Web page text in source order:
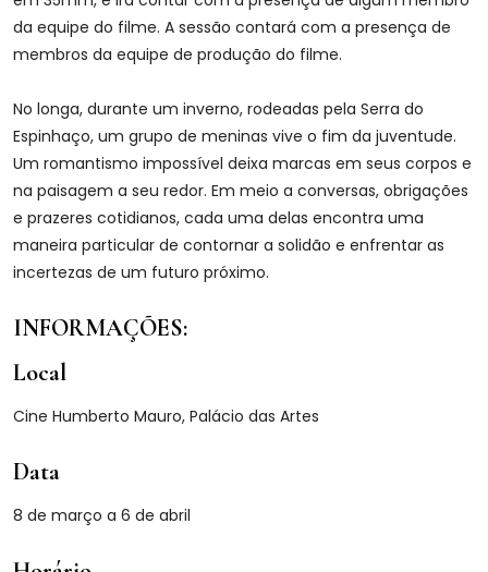
da equipe do filme. A sessão contará com a presença de
membros da equipe de produção do filme.
No longa, durante um inverno, rodeadas pela Serra do
Espinhaço, um grupo de meninas vive o fim da juventude.
Um romantismo impossível deixa marcas em seus corpos e
na paisagem a seu redor. Em meio a conversas, obrigações
e prazeres cotidianos, cada uma delas encontra uma
maneira particular de contornar a solidão e enfrentar as
incertezas de um futuro próximo.
INFORMAÇÕES:
Local
Cine Humberto Mauro, Palácio das Artes
Data
8 de março a 6 de abril